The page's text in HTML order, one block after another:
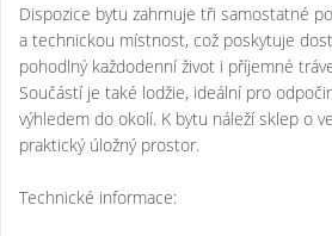
Dispozice bytu zahrnuje tři samostatné
a technickou místnost, což poskytuje
pohodlný každodenní život i příjemné
Součástí je také lodžie, ideální pro
výhledem do okolí. K bytu náleží sklep o
praktický úložný prostor.
Technické informace: